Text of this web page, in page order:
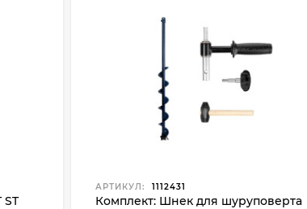
АРТИКУЛ: 1112431
Комплект: Шнек для шуруповерта